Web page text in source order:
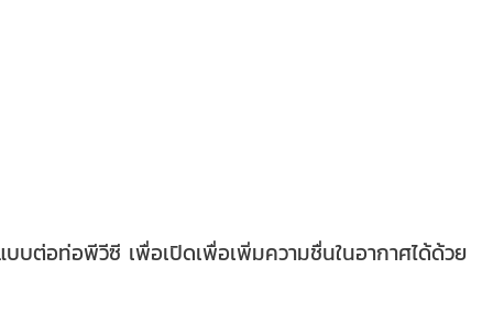
บบต่อท่อพีวีซี เพื่อเปิดเพื่อเพิ่มความชื่นในอากาศได้ด้วย